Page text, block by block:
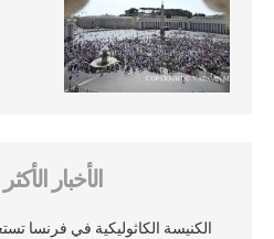
الأخبار
الكنيسة الكاثوليكية في فرنسا